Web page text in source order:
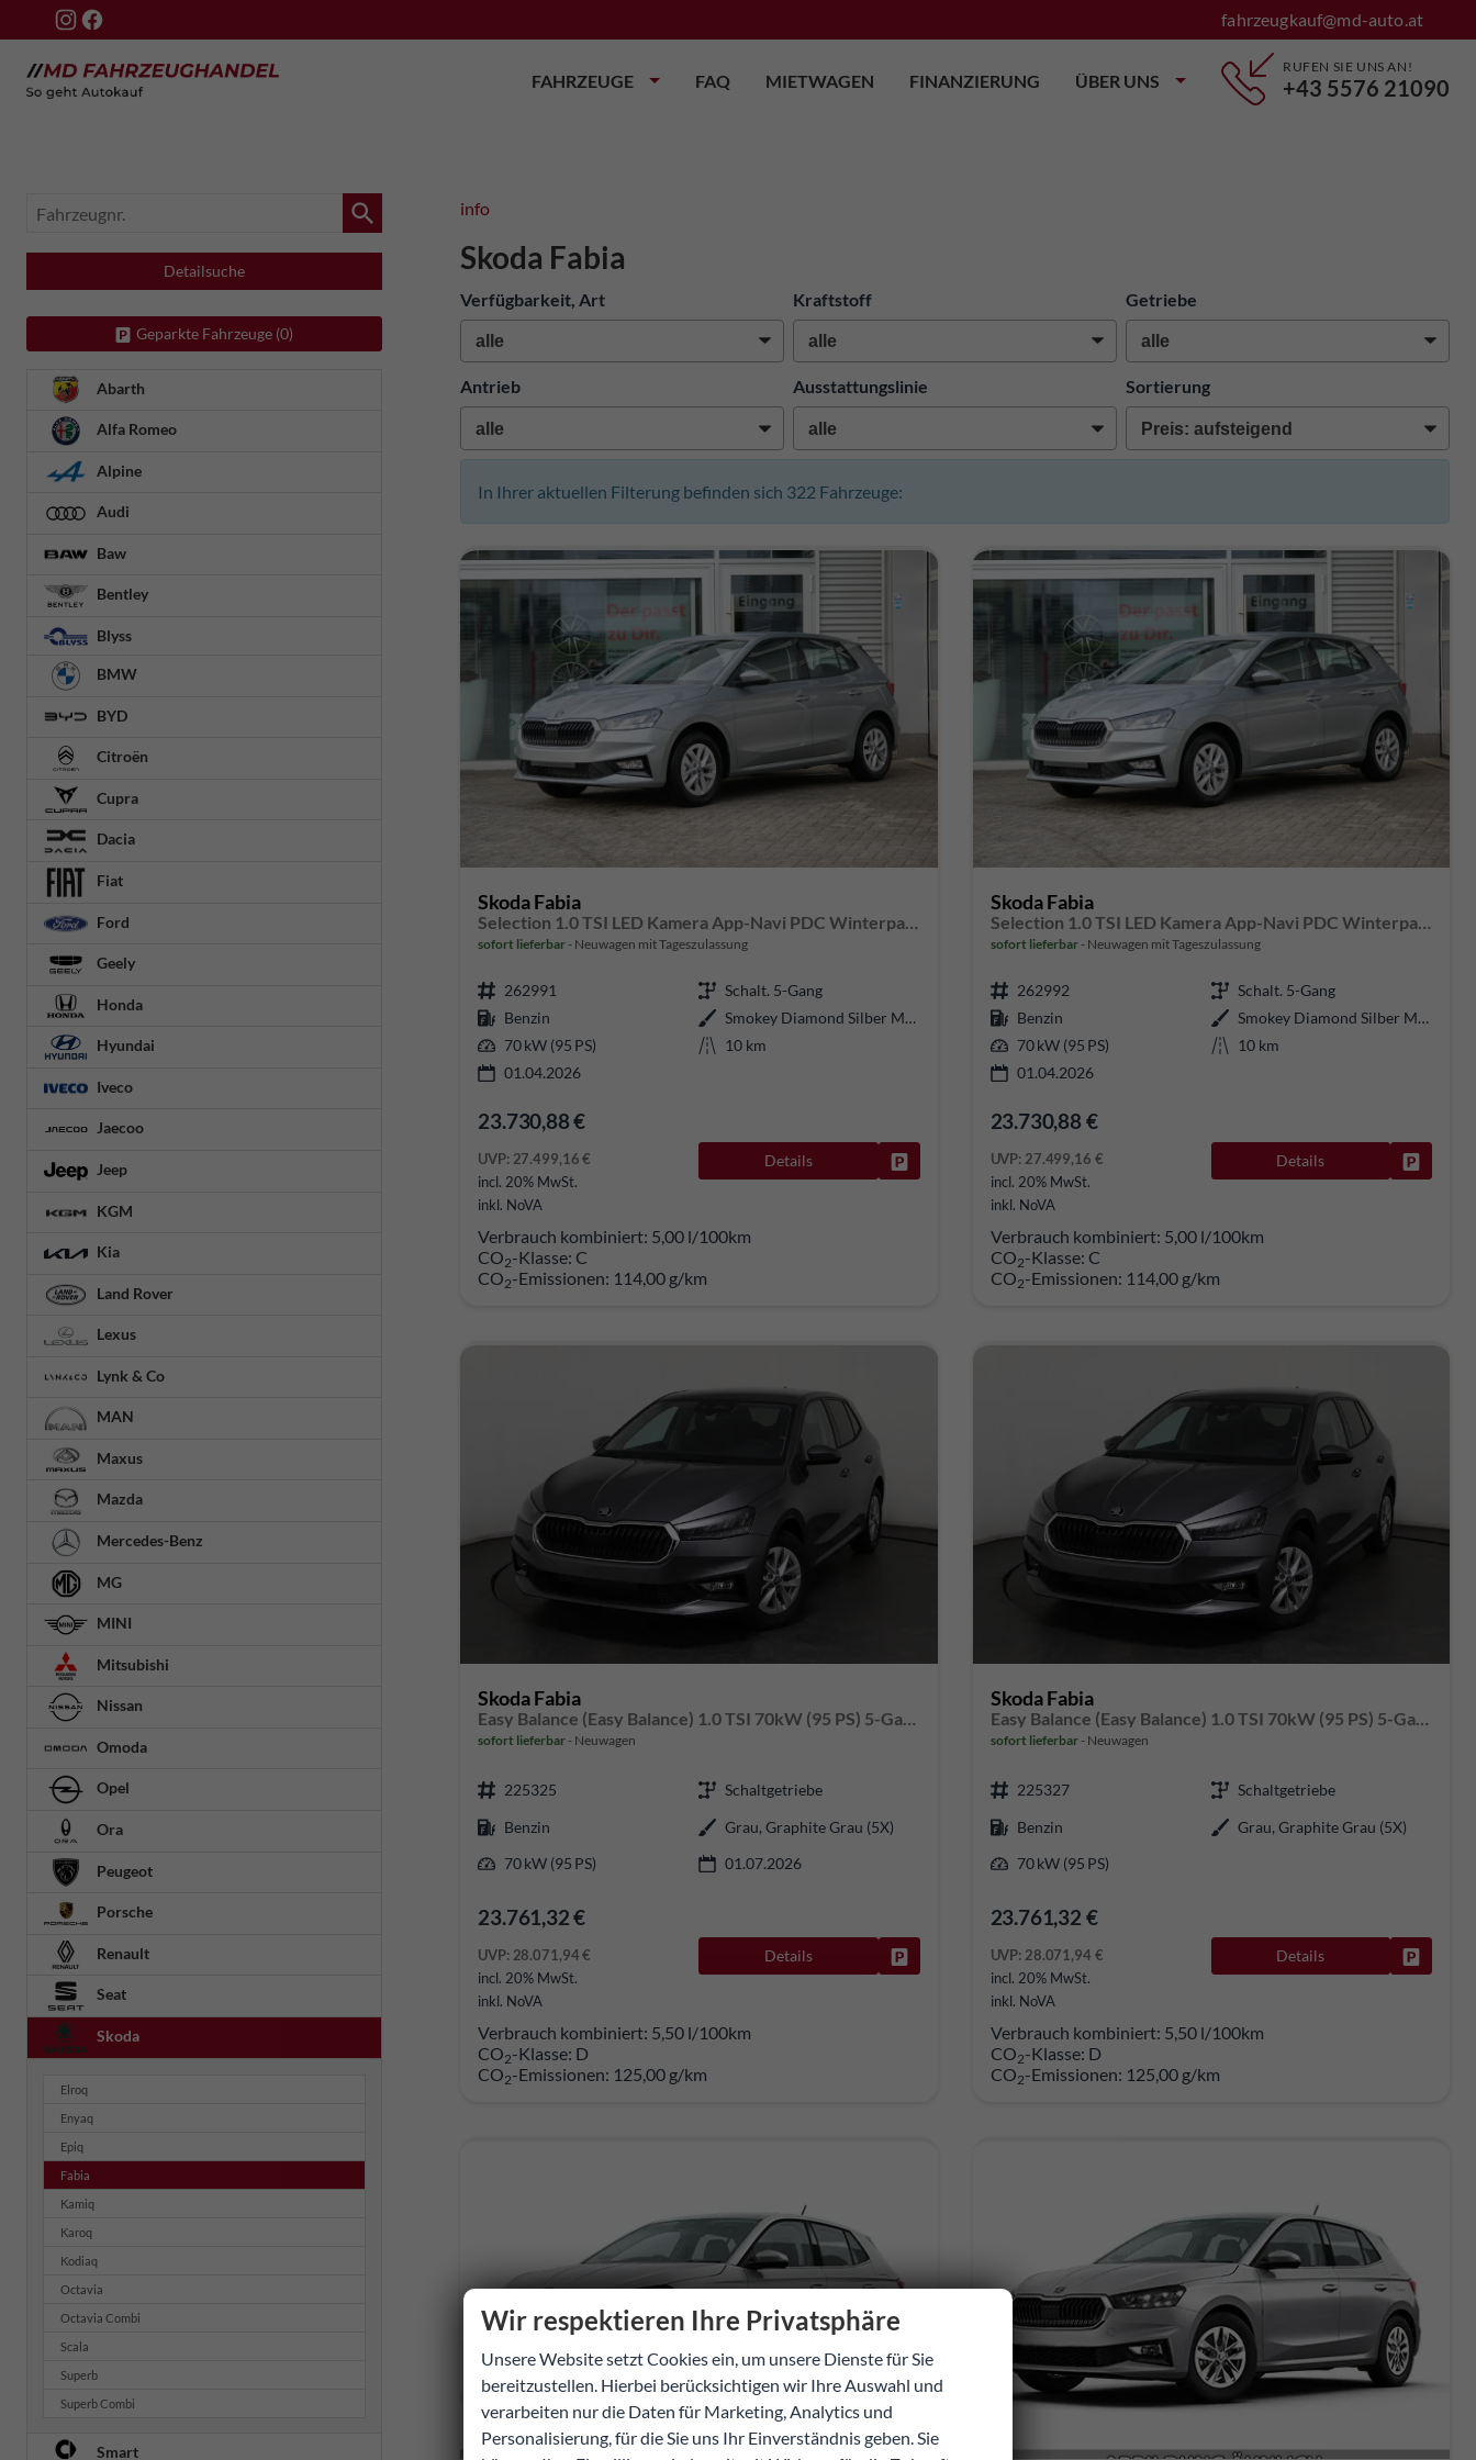
fahrzeugkauf@md-auto.at
FAHRZEUGE FAQ MIETWAGEN FINANZIERUNG ÜBER UNS
RUFEN SIE UNS AN!
+43 5576 21090
info
Skoda Fabia
Verfügbarkeit, Art Kraftstoff Getriebe
Antrieb Ausstattungslinie Sortierung
In Ihrer aktuellen Filterung befinden sich 322 Fahrzeuge:
Skoda Fabia
Selection 1.0 TSI LED Kamera App-Navi PDC Winterpaket
sofort lieferbar Neuwagen mit Tageszulassung
262991
Schalt. 5-Gang
Benzin
Smokey Diamond Silber Metallic
70 kW (95 PS)
10 km
01.04.2026
23.730,88 €
UVP:27.499,16 €
incl. 20% MwSt.
inkl. NoVA
Details Fahrzeug parken
Verbrauch kombiniert: 5,00 l/100km
CO2-Klasse: C
CO2-Emissionen: 114,00 g/km
Skoda Fabia
Selection 1.0 TSI LED Kamera App-Navi PDC Winterpaket
sofort lieferbar Neuwagen mit Tageszulassung
262992
Schalt. 5-Gang
Benzin
Smokey Diamond Silber Metallic
70 kW (95 PS)
10 km
01.04.2026
23.730,88 €
UVP:27.499,16 €
incl. 20% MwSt.
inkl. NoVA
Details
Verbrauch kombiniert: 5,00 l/100km
CO2-Klasse: C
CO2-Emissionen: 114,00 g/km
Skoda Fabia
Easy Balance (Easy Balance) 1.0 TSI 70kW (95 PS) 5-Gang-Schaltgetriebe
sofort lieferbar Neuwagen
225325
Schaltgetriebe
Benzin
Grau, Graphite Grau (5X)
70 kW (95 PS)
01.07.2026
23.761,32 €
UVP: 28.071,94 €
incl. 20% MwSt.
inkl. NoVA
Details Fahrzeug parken
Verbrauch kombiniert: 5,50 l/100km
CO2-Klasse: D
CO2-Emissionen: 125,00 g/km
Skoda Fabia
Easy Balance (Easy Balance) 1.0 TSI 70kW (95 PS) 5-Gang-Schaltgetriebe
sofort lieferbar Neuwagen
225327
Schaltgetriebe
Benzin
Grau, Graphite Grau (5X)
70 kW (95 PS)
23.761,32 €
UVP: 28.071,94 €
incl. 20% MwSt.
inkl. NoVA
Details
Verbrauch kombiniert: 5,50 l/100km
CO2-Klasse: D
CO2-Emissionen: 125,00 g/km
Fahrzeugnr.
Detailsuche
Geparkte Fahrzeuge (0)
Abarth
Alfa Romeo
Alpine
Audi
Baw
Bentley
Blyss
BMW
BYD
Citroën
Cupra
Dacia
Fiat
Ford
Geely
Honda
Hyundai
Iveco
Jaecoo
Jeep
KGM
Kia
Land Rover
Lexus
Lynk & Co
MAN
Maxus
Mazda
Mercedes-Benz
MG
MINI
Mitsubishi
Nissan
Omoda
Opel
Ora
Peugeot
Porsche
Renault
Seat
Skoda
Elroq
Enyaq
Epiq
Fabia
Kamiq
Karoq
Kodiaq
Octavia
Octavia Combi
Scala
Superb
Superb Combi
Smart
Wir respektieren Ihre Privatsphäre
Unsere Website setzt Cookies ein, um unsere Dienste für Sie
bereitzustellen. Hierbei berücksichtigen wir Ihre Auswahl und
verarbeiten nur die Daten für Marketing, Analytics und
Personalisierung, für die Sie uns Ihr Einverständnis geben. Sie